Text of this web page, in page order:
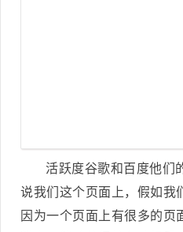
活跃度谷歌和百度他们
说我们这个页面上，假如我
因为一个页面上有很多的页